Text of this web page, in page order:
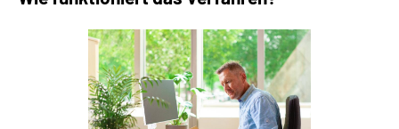
Leichte Sprache
Mein Kundenportal